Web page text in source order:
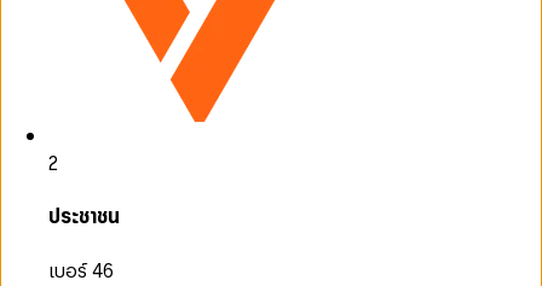
2
ประชาชน
เบอร์ 46